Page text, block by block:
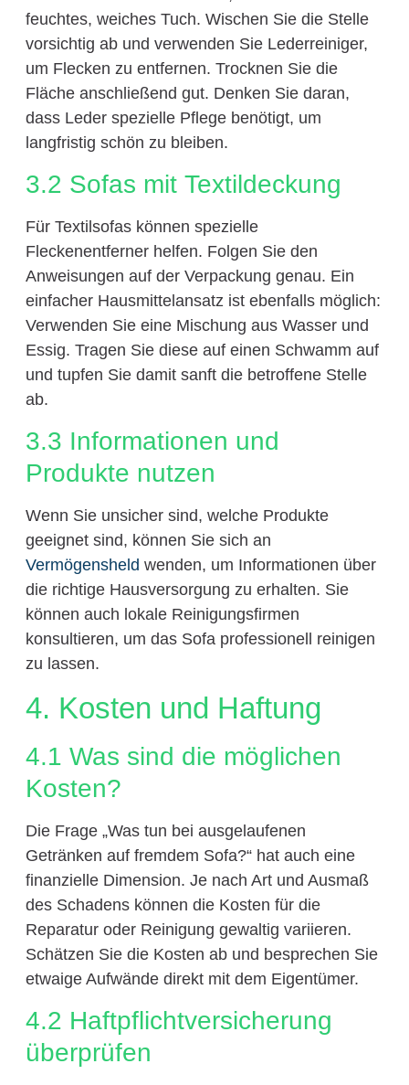
feuchtes, weiches Tuch. Wischen Sie die Stelle
vorsichtig ab und verwenden Sie Lederreiniger,
um Flecken zu entfernen. Trocknen Sie die
Fläche anschließend gut. Denken Sie daran,
dass Leder spezielle Pflege benötigt, um
langfristig schön zu bleiben.
3.2 Sofas mit Textildeckung
Für Textilsofas können spezielle
Fleckenentferner helfen. Folgen Sie den
Anweisungen auf der Verpackung genau. Ein
einfacher Hausmittelansatz ist ebenfalls möglich:
Verwenden Sie eine Mischung aus Wasser und
Essig. Tragen Sie diese auf einen Schwamm auf
und tupfen Sie damit sanft die betroffene Stelle
ab.
3.3 Informationen und
Produkte nutzen
Wenn Sie unsicher sind, welche Produkte
geeignet sind, können Sie sich an
Vermögensheld wenden, um Informationen über
die richtige Hausversorgung zu erhalten. Sie
können auch lokale Reinigungsfirmen
konsultieren, um das Sofa professionell reinigen
zu lassen.
4. Kosten und Haftung
4.1 Was sind die möglichen
Kosten?
Die Frage „Was tun bei ausgelaufenen
Getränken auf fremdem Sofa?“ hat auch eine
finanzielle Dimension. Je nach Art und Ausmaß
des Schadens können die Kosten für die
Reparatur oder Reinigung gewaltig variieren.
Schätzen Sie die Kosten ab und besprechen Sie
etwaige Aufwände direkt mit dem Eigentümer.
4.2 Haftpflichtversicherung
überprüfen